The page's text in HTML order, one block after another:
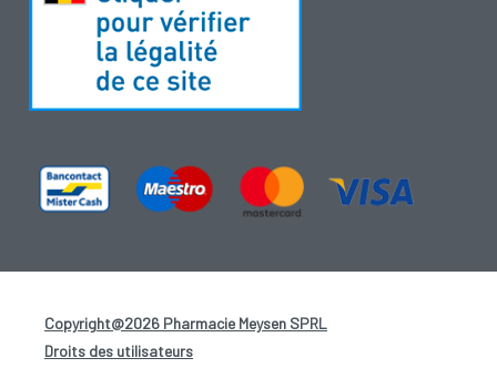
Copyright@2026 Pharmacie Meysen SPRL
Droits des utilisateurs